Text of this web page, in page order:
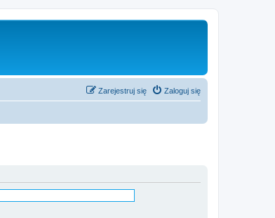
Zaloguj się
Zarejestruj się